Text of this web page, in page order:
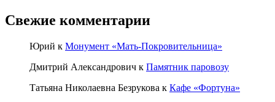
Свежие комментарии
Юрий к Монумент «Мать-Покровительница»
Дмитрий Александрович к Памятник паровозу
Татьяна Николаевна Безрукова к Кафе «Фортуна»